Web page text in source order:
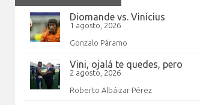
Diomande vs. Vinícius
1 agosto, 2026
Gonzalo Páramo
Vini, ojalá te quedes, pero
2 agosto, 2026
Roberto Albáizar Pérez